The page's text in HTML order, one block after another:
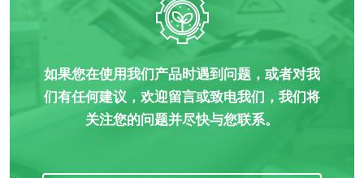
如果您在使用我们产品时遇到问题，或者对我
们有任何建议，欢迎留言或致电我们，我们将
关注您的问题并尽快与您联系。